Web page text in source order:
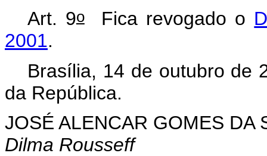
Art. 9oFica revogado o
2001.
Brasília, 14 de outubro de
da República.
JOSÉ ALENCAR GOMES DA
Dilma Rousseff